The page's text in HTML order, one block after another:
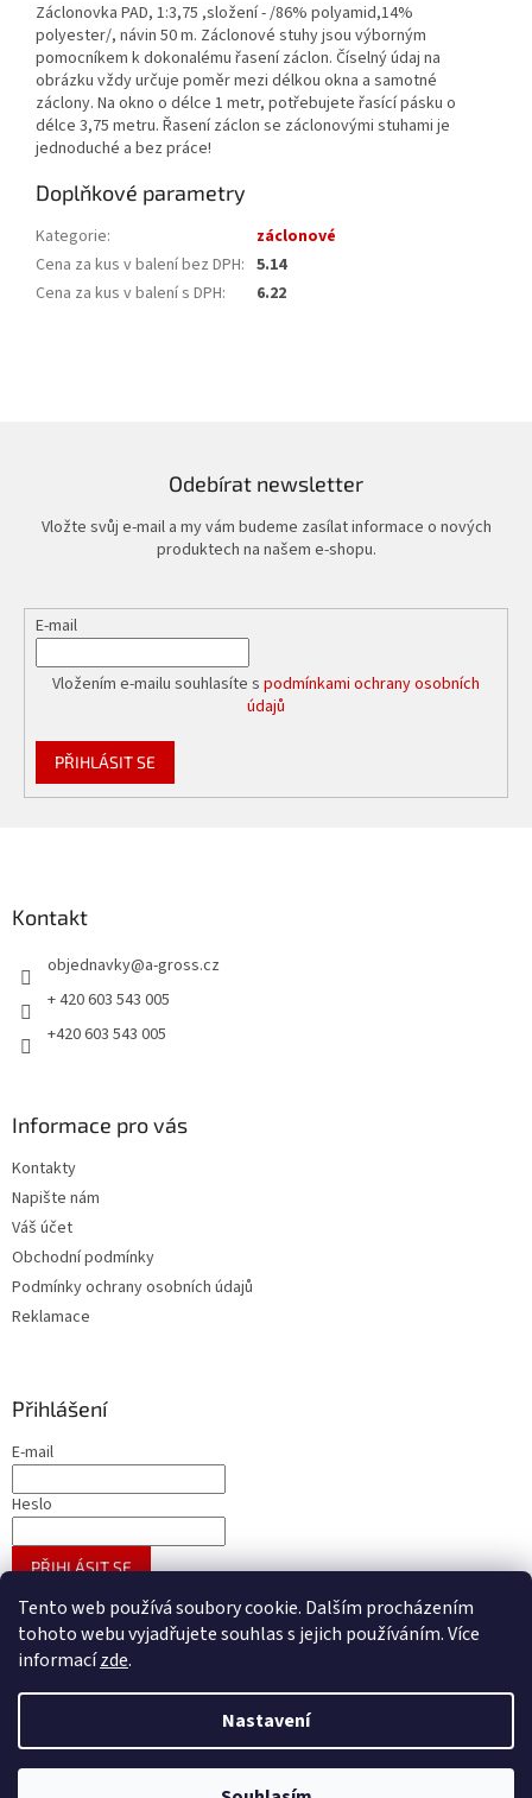
Tento web používá soubory cookie. Dalším procházením
tohoto webu vyjadřujete souhlas s jejich používáním. Více
informacízde.
Nastavení
Záclonovka PAD, 1:3,75 ,složení - /86% polyamid,14%
polyester/, návin 50 m. Záclonové stuhy jsou výborným
pomocníkem k dokonalému řasení záclon. Číselný údaj na
obrázku vždy určuje poměr mezi délkou okna a samotné
záclony. Na okno o délce 1 metr, potřebujete řasící pásku o
délce 3,75 metru. Řasení záclon se záclonovými stuhami je
jednoduché a bez práce!
Doplňkové parametry
Kategorie:
záclonové
Cena za kus v balení bez DPH: 5.14
Cena za kus v balení s DPH: 6.22
Odebírat newsletter
Vložte svůj e-mail a my vám budeme zasílat informace o nových
produktech na našem e-shopu.
E-mail
Vložením e-mailu souhlasíte s podmínkami ochrany osobních
údajů
PŘIHLÁSIT SE
Kontakt
objednavky@a-gross.cz
+ 420 603 543 005
+420 603 543 005
Informace pro vás
Kontakty
Napište nám
Váš účet
Obchodní podmínky
Podmínky ochrany osobních údajů
Reklamace
Přihlášení
E-mail
Heslo
PŘIHLÁSIT SE
Nová registraceZapomenuté heslo
Copyright 2026A - GROSS velkoobchod galanterie. Všechna